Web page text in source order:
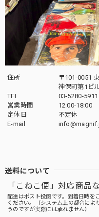
住所
〒101-0051
神保町第1ビ
TEL
03-5280-5911
営業時間
12:00-18:00
定休日
不定休
E-mail
送料について
「こねこ便」対応商品
配達はポスト投函です。到着日時を
ください。（システム上の都合によ
うのですが実際には承れません）